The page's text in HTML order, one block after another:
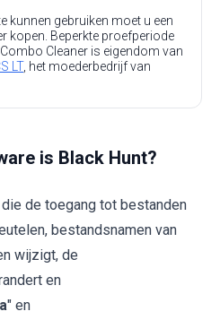
kunnen gebruiken moet u een
kopen. Beperkte proefperiode
Cleaner is eigendom van
LT, het moederbedrijf van
is Black Hunt?
die de toegang tot bestanden
bestandsnamen van
wijzigt, de
en
" en